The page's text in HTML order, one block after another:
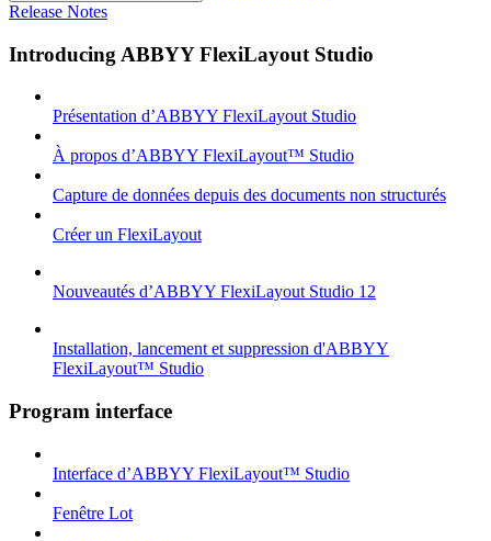
Release Notes
Introducing ABBYY FlexiLayout Studio
Présentation d’ABBYY FlexiLayout Studio
À propos d’ABBYY FlexiLayout™ Studio
Capture de données depuis des documents non structurés
Créer un FlexiLayout
Nouveautés d’ABBYY FlexiLayout Studio 12
Installation, lancement et suppression d'ABBYY
FlexiLayout™ Studio
Program interface
Interface d’ABBYY FlexiLayout™ Studio
Fenêtre Lot